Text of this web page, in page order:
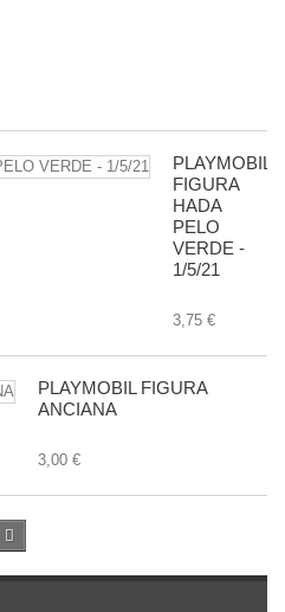
PLAYMOBIL
FIGURA
HADA
PELO
VERDE -
1/5/21
3,75 €
PLAYMOBIL FIGURA
ANCIANA
3,00 €